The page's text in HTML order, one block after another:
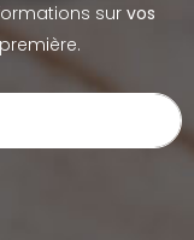
sur vos